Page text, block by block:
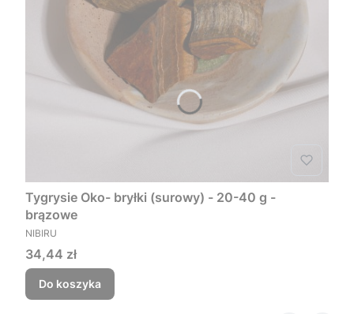
Tygrysie Oko- bryłki (surowy) - 20-40 g -
brązowe
PRODUCENT
NIBIRU
Cena
34,44 zł
Do koszyka